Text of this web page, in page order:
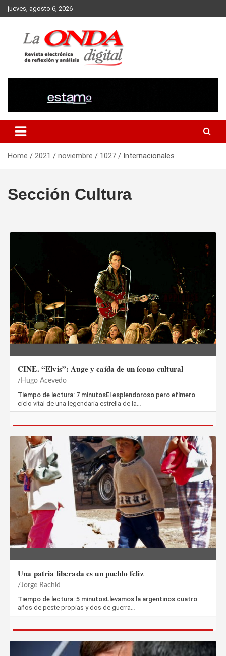
Skip
to
jueves, agosto 6, 2026
Home 2021 noviembre 1027 Internacionales
CINE. “Elvis”: Auge y caída de un ícono cultural
Hugo Acevedo
Tiempo de lectura: 7 minutosEl esplendoroso pero efímero
ciclo vital de una legendaria estrella de la…
Una patria liberada es un pueblo feliz
Jorge Rachid
Tiempo de lectura: 5 minutosLlevamos la argentinos cuatro
años de peste propias y dos de guerra…